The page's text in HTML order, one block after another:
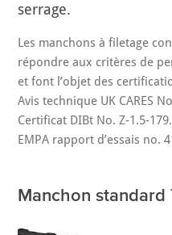
serrage.
Les manchons à filetage
répondre aux critères de
et font l’objet des
Avis technique UK CARES
Certificat DIBt No. Z-1.5-
EMPA rapport d’essais no.
Manchon standard